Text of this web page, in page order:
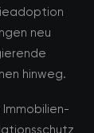
neu
hinweg.